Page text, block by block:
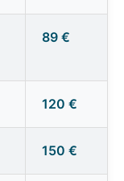
89 €
120 €
150 €